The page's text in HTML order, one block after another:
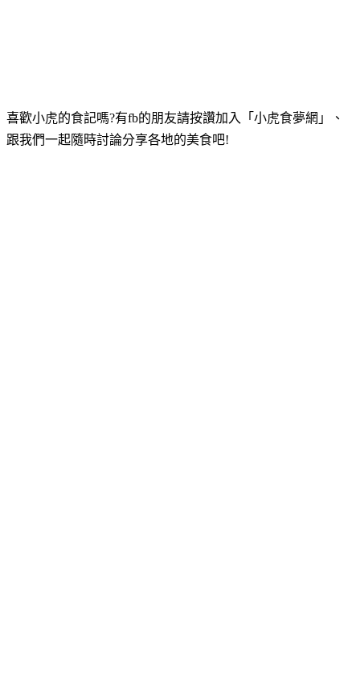
喜歡小虎的食記嗎?有fb的朋友請按讚加入「小虎食夢網」、
跟我們一起隨時討論分享各地的美食吧!